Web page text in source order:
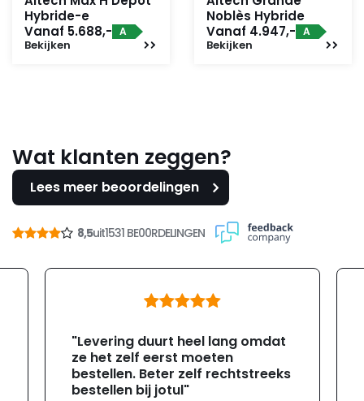
Hybride-e
Vanaf 5.688,- A
Bekijken
Noblès Hybride
Vanaf 4.947,- A
Bekijken
Wat klanten zeggen?
Lees meer beoordelingen
8,5uit1531 BE00RDELINGEN
"Levering duurt heel lang omdat
ze het zelf eerst moeten
bestellen. Beter zelf rechtstreeks
bestellen bij jotul"